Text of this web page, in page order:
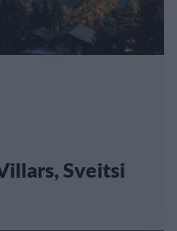
Sveitsi